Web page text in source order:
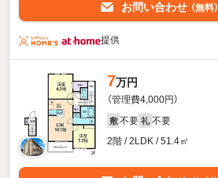
お問い合わせ （無料）
提供
7万円
（管理費4,000円）
敷 不要 礼 不要
2階 / 2LDK / 51.4㎡